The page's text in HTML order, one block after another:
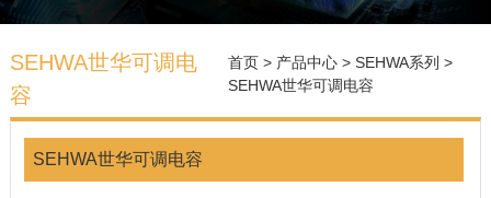
SEHWA世华可调电
容
首页 > 产品中心 >SEHWA系列 >
SEHWA世华可调电容
SEHWA世华可调电容